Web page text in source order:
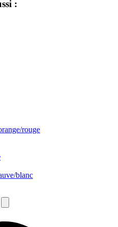
:
rouge
blanc